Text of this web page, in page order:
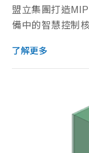
盟立集團打造
備中的智慧控制
了解更多